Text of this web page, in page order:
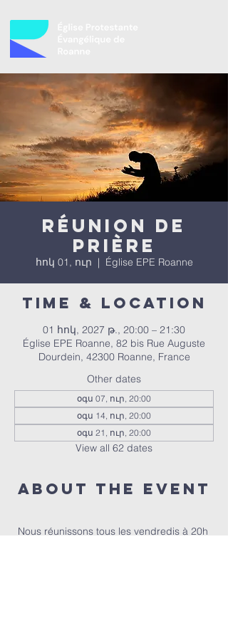
Réunion de
prière
հոկ 01, ուր
  |
Église EPE Roanne
Time & Location
01 հոկ, 2027 թ., 20:00 – 21:30
Église EPE Roanne, 82 bis Rue Auguste
Dourdein, 42300 Roanne, France
Other dates
օգս 07, ուր, 20:00
օգս 14, ուր, 20:00
օգս 21, ուր, 20:00
View all 62 dates
About the event
Nous réunissons tous les vendredis à 20h